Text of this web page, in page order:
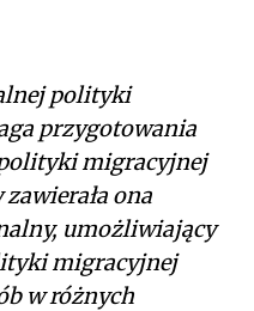
polityki
przygotowania
migracyjnej
ona
umożliwiający
migracyjnej
w różnych